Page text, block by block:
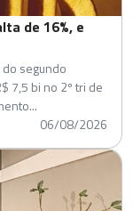
de 16%, e
segundo
7,5 bi no 2º tri de
06/08/2026